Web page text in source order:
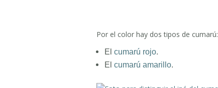
Por el color hay dos tipos de cumarú:
El cumarú rojo.
El cumarú amarillo.